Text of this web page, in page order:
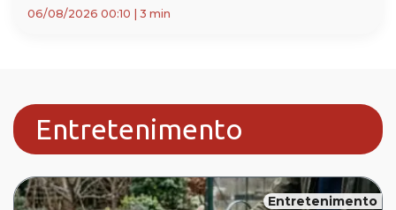
06/08/2026 00:10 3 min
Entretenimento
Entretenimento